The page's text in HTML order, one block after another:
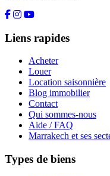
Liens rapides
Acheter
Louer
Location saisonnière
Blog immobilier
Contact
Qui sommes-nous
Aide / FAQ
Marrakech et ses
Types de biens